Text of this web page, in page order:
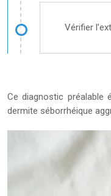
Vérifier
Ce diagnostic préalable
dermite séborrhéique